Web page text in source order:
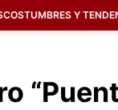
COSTUMBRES Y